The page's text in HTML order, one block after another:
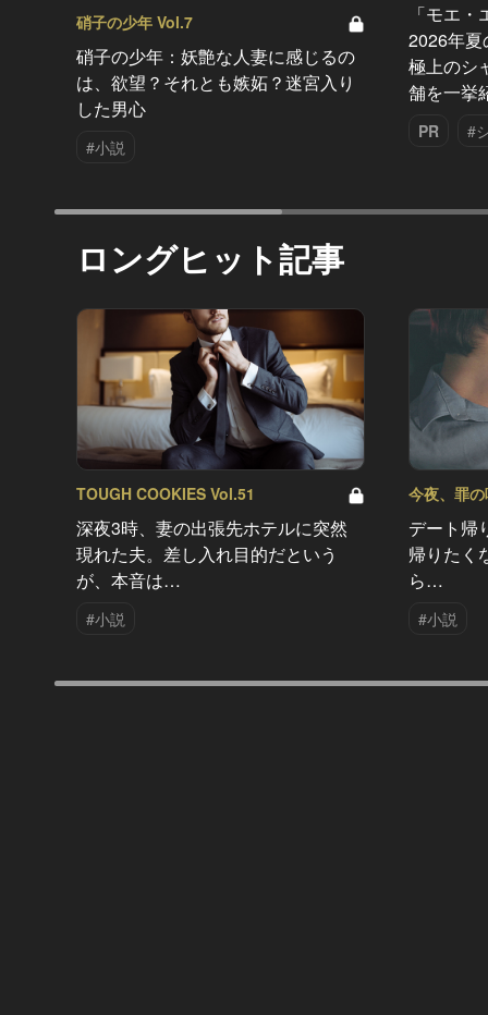
硝子の少年 Vol.7
硝子の少年：妖艶な人妻に感じるの
は、欲望？それとも嫉妬？迷宮入り
した男心
#小説
「モエ
2026年夏
極上のシ
舗を一挙
PR #
ロングヒット記事
TOUGH COOKIES Vol.51
深夜3時、妻の出張先ホテルに突然
現れた夫。差し入れ目的だという
が、本音は…
#小説
今夜、罪
デート帰
帰りたく
ら…
#小説